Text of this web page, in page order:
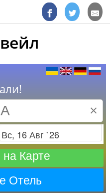
×
Отъезд
Карте
Отель